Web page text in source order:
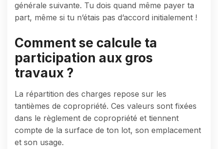
générale suivante. Tu dois quand même payer ta
part, même si tu n’étais pas d’accord initialement !
Comment se calcule ta
participation aux gros
travaux ?
La répartition des charges repose sur les
tantièmes de copropriété. Ces valeurs sont fixées
dans le règlement de copropriété et tiennent
compte de la surface de ton lot, son emplacement
et son usage.